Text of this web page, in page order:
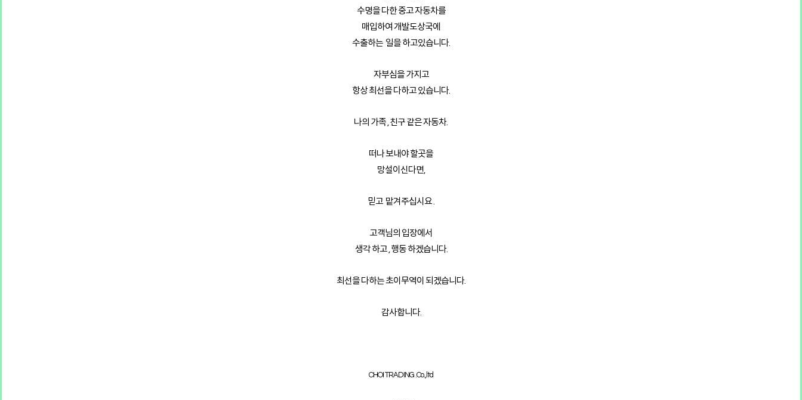
수명을 다한 중고 자동차를
매입하여 개발도상국에
수출하는 일을 하고있습니다.
자부심을 가지고
항상 최선을 다하고 있습니다.
나의 가족 , 친구 같은 자동차.
떠나 보내야 할곳을
망설이신다면,
믿고 맡겨주십시요 .
고객님의 입장에서
생각 하고 , 행동 하겠습니다.
최선을 다하는 초이무역이 되겠습니다.
감사합니다.
CHOI TRADING .Co.,ltd